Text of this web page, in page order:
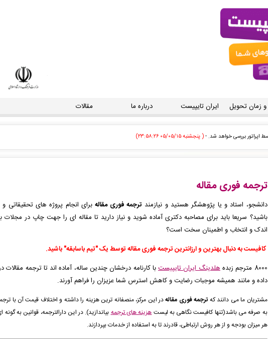
و زمان تحویل ایران تایپیست درباره ما مقالات
به سیستم تحویل داده شده است. -( پنجشنبه ۰۵/۰۵/۱۵ ۲۳:۵۶:۲۲)
صفحه آرایی شما در حال انجام است. -( پنجشنبه ۰۵/۰۵/۱۵ ۲۳:۳۶:۱۳)
توسط اپراتور بررسی خواهد شد. -( پنجشنبه ۰۵/۰۵/۱۵ ۲۲:۴۰:۳۳)
فاکتور برای شما صادر گردید. -
تایپ، صفحه آرایی شما در حال انجام است. -
توسط اپراتور بررسی خواهد شد. - ( جمعه ۰۵/۰۵/۱۶ ۰۰:۰۳:۲۳)
زودی توسط اپراتور بررسی خواهد شد. -( جمعه ۰۵/۰۵/۱۶ ۰۰:۰۱:۳۰)
اپراتور بررسی خواهد شد. -
ترجمه فوری مقاله
دانشجو، استاد و یا پژوهشگر هستید و نیازمند ترجمه فوری مقالهبرای انجام پروژه های تحقیقاتی و
باشید؟ سریعاباید برای مصاحبه دکتری آماده شوید و نیاز دارید تا مقاله ای را جهت چاپ در مجلات
اندک و انتخاب و اطمینان سخت است؟
کافیستبه دنبالبهترین و ارزانترین ترجمه فوری مقاله توسط یک "تیم باسابقه" باشید.
8000 مترجم زبده
هلدینگ ایران تایپیستبا کارنامه درخشان چندین ساله، آماده اند تا ترجمه
داده و مانند همیشه موجبات رضایت و کاهش استرس شما عزیزان را فراهم آورند.
مشتریان ما می دانند که ترجمه فوری مقالهدر این مرکز،منصفانه ترین هزینه را داشته و اختلاف قیمت آن با
به صرفهمی باشد(تنها کافیست نگاهی به لیستهزینه های ترجمهبیاندازید).در این دارالترجمه، قوانین به
هر میزان بودجه و از هر روش ارتباطی، قادرند تا به استفاده از خدمات بپردازند.